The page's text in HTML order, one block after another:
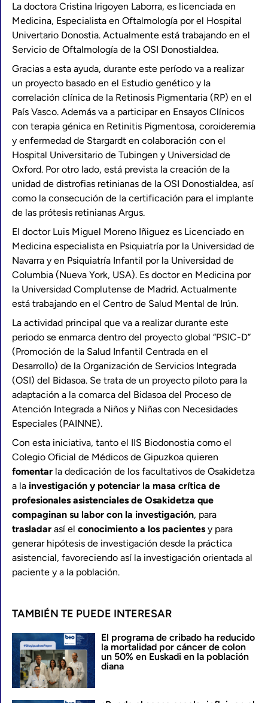
La doctora Cristina Irigoyen Laborra, es licenciada en
Medicina, Especialista en Oftalmología por el Hospital
Univertario Donostia. Actualmente está trabajando en el
Servicio de Oftalmología de la OSI Donostialdea.
Gracias a esta ayuda, durante este período va a realizar
un proyecto basado en el Estudio genético y la
correlación clínica de la Retinosis Pigmentaria (RP) en el
País Vasco. Además va a participar en Ensayos Clínicos
con terapia génica en Retinitis Pigmentosa, coroideremia
y enfermedad de Stargardt en colaboración con el
Hospital Universitario de Tubingen y Universidad de
Oxford. Por otro lado, está prevista la creación de la
unidad de distrofias retinianas de la OSI Donostialdea, así
como la consecución de la certificación para el implante
de las prótesis retinianas Argus.
El doctor Luis Miguel Moreno Iñiguez es Licenciado en
Medicina especialista en Psiquiatría por la Universidad de
Navarra y en Psiquiatría Infantil por la Universidad de
Columbia (Nueva York, USA). Es doctor en Medicina por
la Universidad Complutense de Madrid. Actualmente
está trabajando en el Centro de Salud Mental de Irún.
La actividad principal que va a realizar durante este
periodo se enmarca dentro del proyecto global “PSIC-D”
(Promoción de la Salud Infantil Centrada en el
Desarrollo) de la Organización de Servicios Integrada
(OSI) del Bidasoa. Se trata de un proyecto piloto para la
adaptación a la comarca del Bidasoa del Proceso de
Atención Integrada a Niños y Niñas con Necesidades
Especiales (PAINNE).
Con esta iniciativa, tanto el IIS Biodonostia como el
Colegio Oficial de Médicos de Gipuzkoa quieren
fomentar la dedicación de los facultativos de Osakidetza
a la investigación y potenciar la masa crítica de
profesionales asistenciales de Osakidetza que
compaginan su labor con la investigación, para
trasladar así el conocimiento a los pacientes y para
generar hipótesis de investigación desde la práctica
asistencial, favoreciendo así la investigación orientada al
paciente y a la población.
TAMBIÉN TE PUEDE INTERESAR
El programa de cribado ha reducido
la mortalidad por cáncer de colon
un 50% en Euskadi en la población
diana